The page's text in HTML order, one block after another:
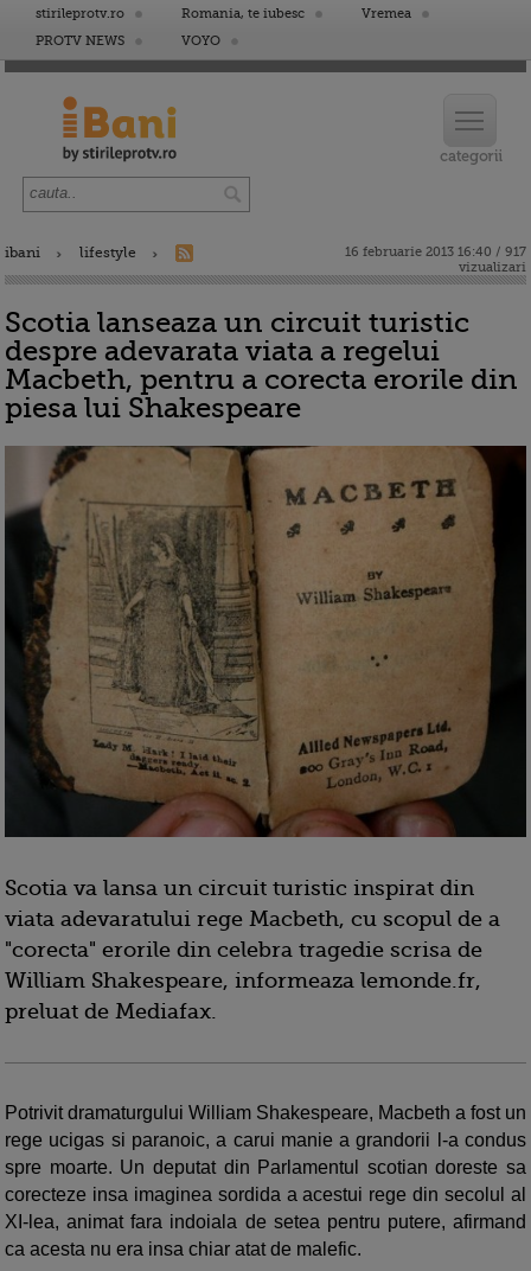
stirileprotv.ro Romania, te iubesc
Vremea
PROTV NEWS
VOYO
ibani lifestyle
16 februarie 2013 16:40 / 917
vizualizari
Scotia lanseaza un circuit turistic
despre adevarata viata a regelui
Macbeth, pentru a corecta erorile din
piesa lui Shakespeare
Scotia va lansa un circuit turistic inspirat din
viata adevaratului rege Macbeth, cu scopul de a
"corecta" erorile din celebra tragedie scrisa de
William Shakespeare, informeaza lemonde.fr,
preluat de Mediafax.
Potrivit dramaturgului William Shakespeare, Macbeth a fost un
rege ucigas si paranoic, a carui manie a grandorii l-a condus
spre moarte. Un deputat din Parlamentul scotian doreste sa
corecteze insa imaginea sordida a acestui rege din secolul al
XI-lea, animat fara indoiala de setea pentru putere, afirmand
ca acesta nu era insa chiar atat de malefic.